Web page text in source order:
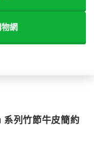
網
列竹節牛皮簡約